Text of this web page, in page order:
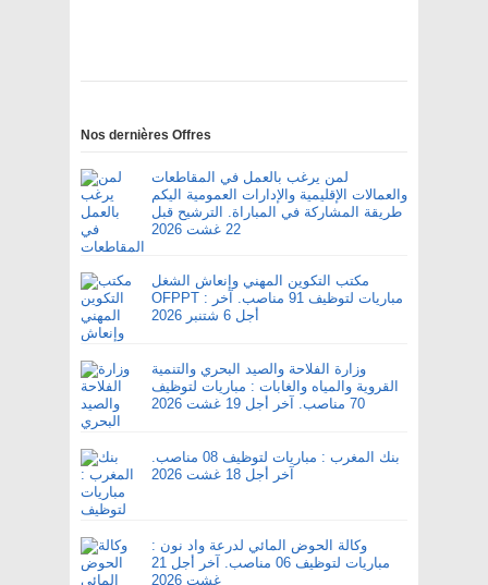
Nos dernières Offres
لمن يرغب بالعمل في المقاطعات
والعمالات الإقليمية والإدارات العمومية اليكم
طريقة المشاركة في المباراة. الترشيح قبل
22 غشت 2026
مكتب التكوين المهني وإنعاش الشغل
OFPPT : مباريات لتوظيف 91 مناصب. آخر
أجل 6 شتنبر 2026
وزارة الفلاحة والصيد البحري والتنمية
القروية والمياه والغابات : مباريات لتوظيف
70 مناصب. آخر أجل 19 غشت 2026
بنك المغرب : مباريات لتوظيف 08 مناصب.
آخر أجل 18 غشت 2026
وكالة الحوض المائي لدرعة واد نون :
مباريات لتوظيف 06 مناصب. آخر أجل 21
غشت 2026